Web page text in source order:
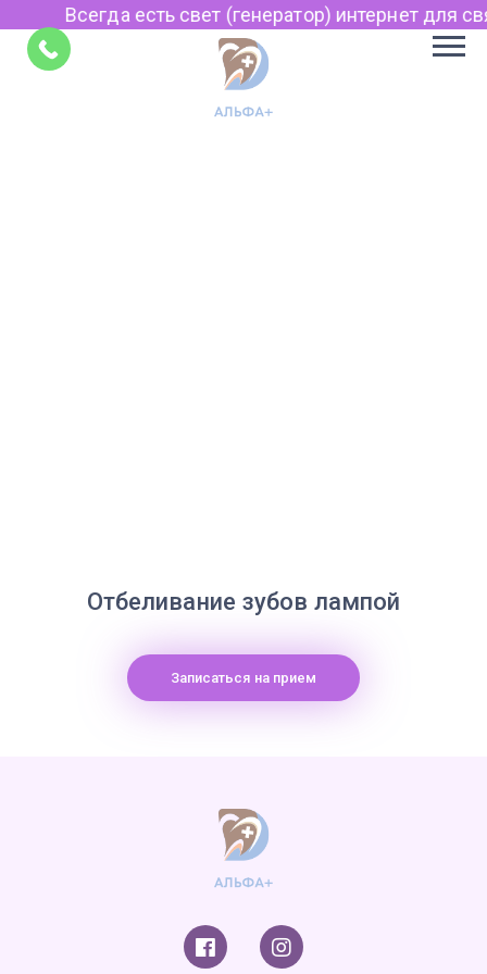
Всегда есть свет (генератор) интернет для
Отбеливание зубов лампой
Записаться на прием